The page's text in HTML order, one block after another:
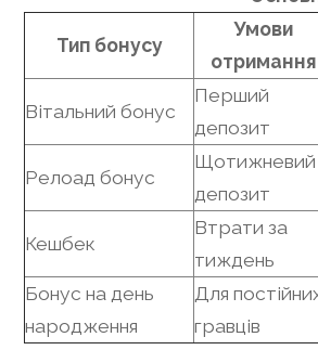
Тип бонусу
Умови
отримання
Вітальний бонус
Перший
депозит
Релоад бонус
Щотижневий
депозит
Кешбек
Втрати за
тиждень
Бонус на день
народження
Для
гравців